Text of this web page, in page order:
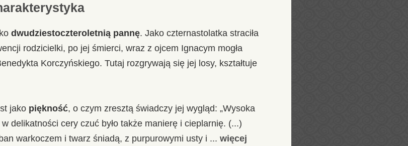
dwudziestoczteroletnią pannę. Jako czternastolatka straciła
rodzicielki, po jej śmierci, wraz z ojcem Ignacym mogła
Korczyńskiego. Tutaj rozgrywają się jej losy, kształtuje
jako piękność, o czym zresztą świadczy jej wygląd: „Wysoka
delikatności cery czuć było także manierę i cieplarnię. (...)
warkoczem i twarz śniadą, z purpurowymi usty i ... więcej